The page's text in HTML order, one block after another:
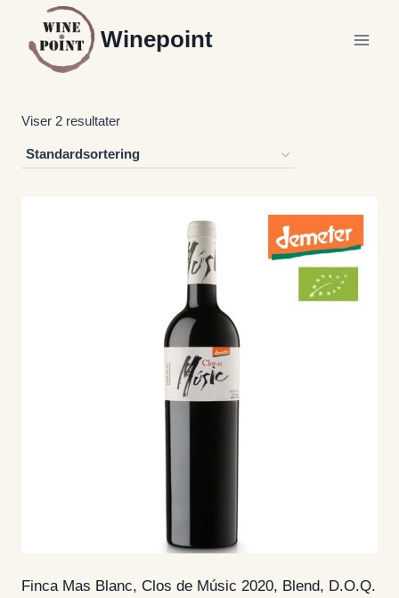
Fortsæt
indhold
Winepoint
Viser 2 resultater
Finca Mas Blanc, Clos de Músic 2020, Blend, D.O.Q.